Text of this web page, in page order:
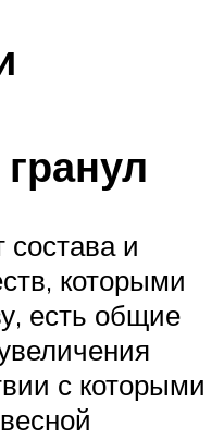
состава и
которыми
есть общие
с которыми